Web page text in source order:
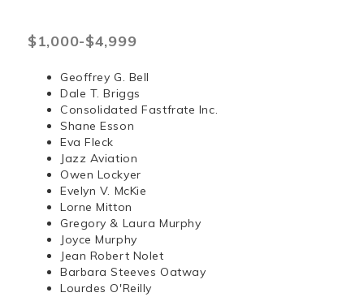
$1,000-$4,999
Geoffrey G. Bell
Dale T. Briggs
Consolidated Fastfrate Inc.
Shane Esson
Eva Fleck
Jazz Aviation
Owen Lockyer
Evelyn V. McKie
Lorne Mitton
Gregory & Laura Murphy
Joyce Murphy
Jean Robert Nolet
Barbara Steeves Oatway
Lourdes O'Reilly